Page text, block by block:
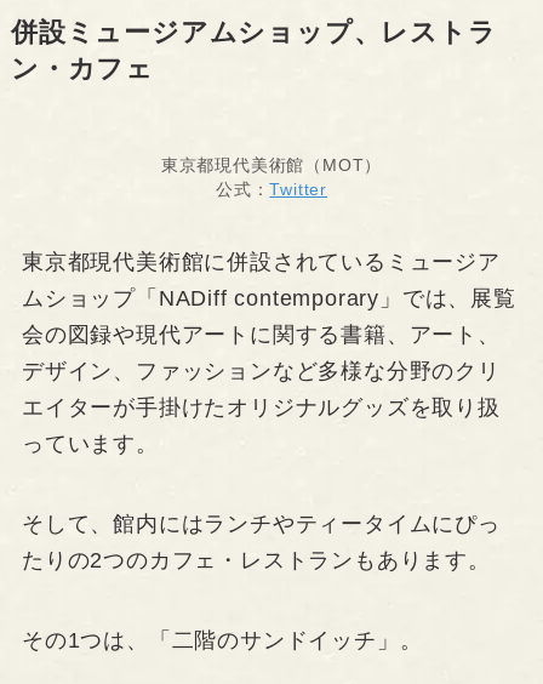
併設ミュージアムショップ、レストラ
ン・カフェ
東京都現代美術館（MOT）
公式：Twitter
東京都現代美術館に併設されているミュージア
ムショップ「NADiff contemporary」では、展覧
会の図録や現代アートに関する書籍、アート、
デザイン、ファッションなど多様な分野のクリ
エイターが手掛けたオリジナルグッズを取り扱
っています。
そして、館内にはランチやティータイムにぴっ
たりの2つのカフェ・レストランもあります。
その1つは、「二階のサンドイッチ」。